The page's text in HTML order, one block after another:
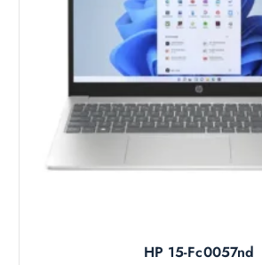
HP 15-Fc0057nd